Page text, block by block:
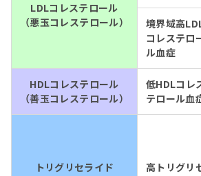
LDLコレステロール
（悪玉コレステロール）
境界域高
コレステロ
ル血症
HDLコレステロール
（善玉コレステロール）
低HDLコレ
テロール血
トリグリセライド
高トリグリ